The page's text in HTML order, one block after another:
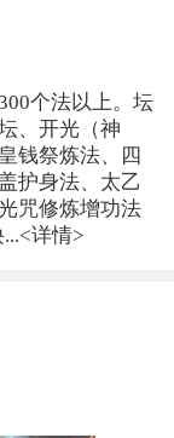
个法以上。坛
、开光（神
钱祭炼法、四
护身法、太乙
咒修炼增功法
<详情>